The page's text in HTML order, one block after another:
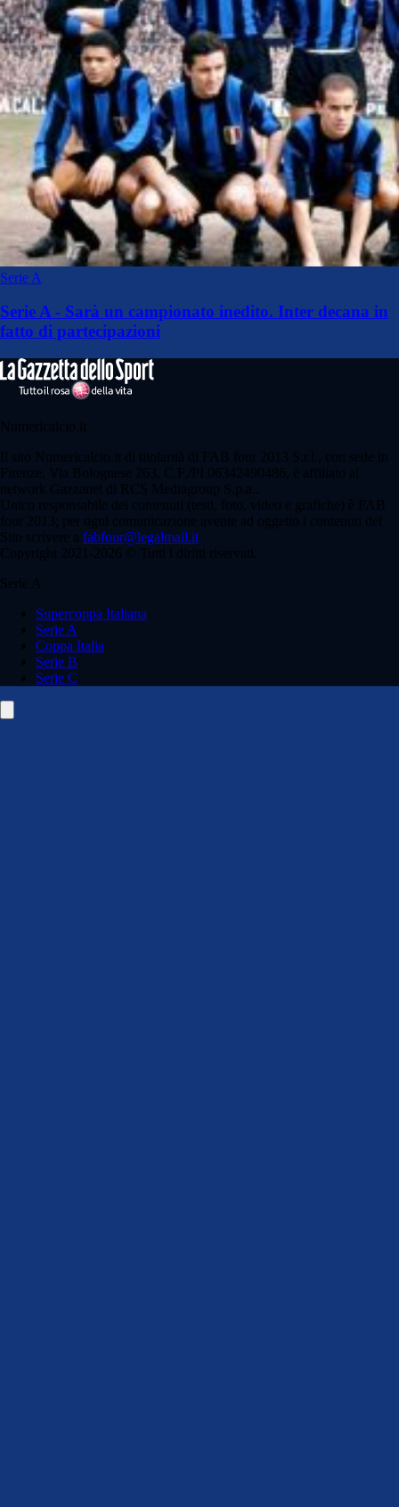
Serie A
Serie A - Sarà un campionato inedito. Inter decana in
fatto di partecipazioni
Numericalcio.it
Il sito Numericalcio.it di titolarità di FAB four 2013 S.r.l., con sede in
Firenze, Via Bolognese 263, C.F./PI 06342490486, è affiliato al
network Gazzanet di RCS Mediagroup S.p.a..
Unico responsabile dei contenuti (testi, foto, video e grafiche) è FAB
four 2013; per ogni comunicazione avente ad oggetto i contenuti del
Sito scrivere a fabfour@legalmail.it
Copyright 2021-2026 © Tutti i diritti riservati.
Serie A
Supercoppa Italiana
Serie A
Coppa Italia
Serie B
Serie C